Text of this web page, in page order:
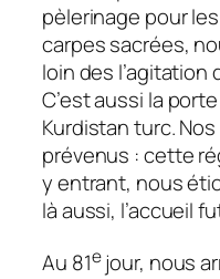
pèlerinage pour
carpes sacrées,
loin des
C’est aussi la
Kurdistan turc.
prévenus : cette
y entrant, nous
là aussi, l’accueil
Au 81ejour, nous